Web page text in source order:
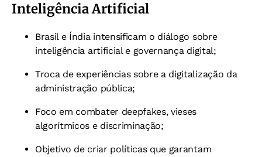
Inteligência Artificial
Brasil e Índia intensificam o diálogo sobre
inteligência artificial e governança digital;
Troca de experiências sobre a digitalização da
administração pública;
Foco em combater deepfakes, vieses
algorítmicos e discriminação;
Objetivo de criar políticas que garantam